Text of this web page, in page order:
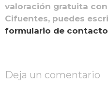
valoración gratuita con
Cifuentes, puedes
formulario de contacto
Deja un comentario